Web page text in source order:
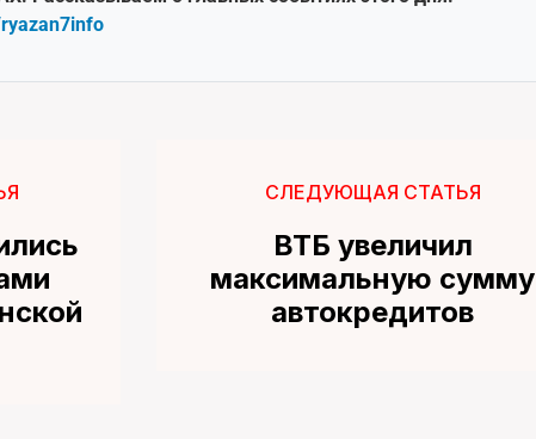
СЛЕДУЮЩАЯ СТАТЬЯ
ВТБ увеличил
максимальную сумму
автокредитов